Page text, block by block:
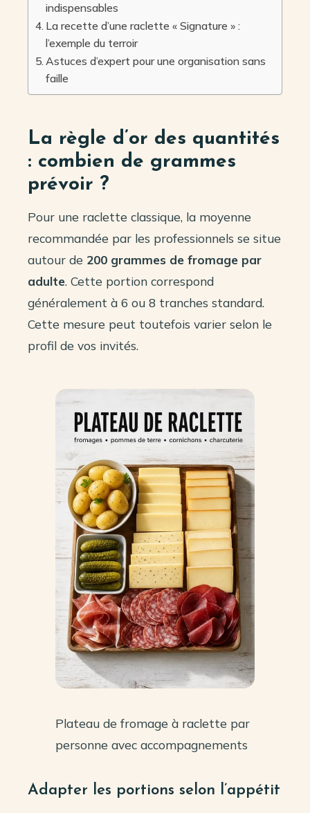
indispensables
La recette d’une raclette « Signature » :
l’exemple du terroir
Astuces d’expert pour une organisation sans
faille
La règle d’or des quantités
: combien de grammes
prévoir ?
Pour une raclette classique, la moyenne
recommandée par les professionnels se situe
autour de 200 grammes de fromage par
adulte. Cette portion correspond
généralement à 6 ou 8 tranches standard.
Cette mesure peut toutefois varier selon le
profil de vos invités.
Plateau de fromage à raclette par
personne avec accompagnements
Adapter les portions selon l’appétit